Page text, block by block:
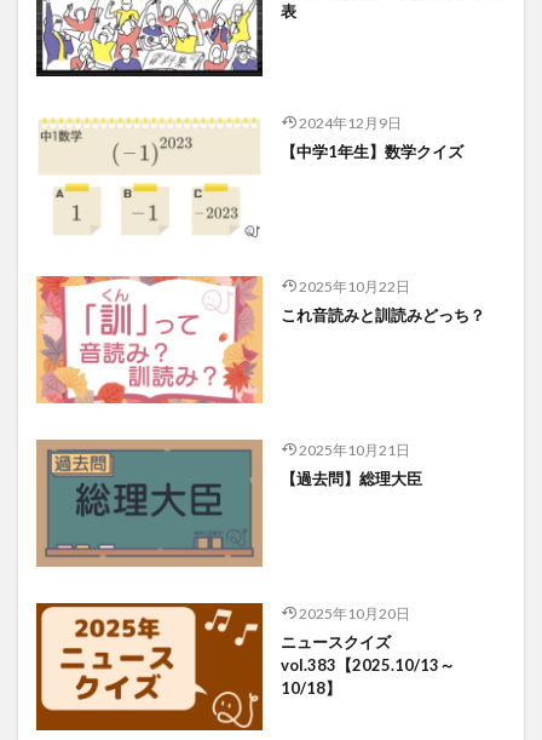
表
2024年12月9日
【中学1年生】数学クイズ
2025年10月22日
これ音読みと訓読みどっち？
2025年10月21日
【過去問】総理大臣
2025年10月20日
ニュースクイズ
vol.383【2025.10/13～
10/18】